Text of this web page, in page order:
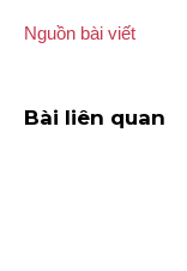
Nguồn bài viết
Bài liên quan